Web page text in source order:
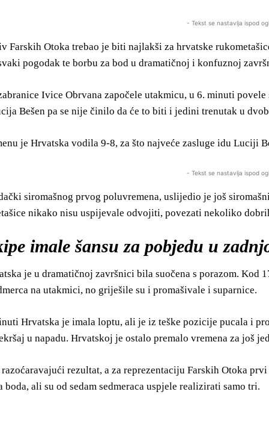
- Tekst se nastavlja ispod
Farskih Otoka trebao je biti najlakši za hrvatske
pogodak te borbu za bod u dramatičnoj i konfuznoj
Ivice Obrvana započele utakmicu, u 6. minuti
Bešen pa se nije činilo da će to biti i jedini trenutak u
je Hrvatska vodila 9-8, za što najveće zasluge idu Luciji
- Tekst se nastavlja ispod
siromašnog prvog poluvremena, uslijedio je još
nikako nisu uspijevale odvojiti, povezati nekoliko
imale šansu za pobjedu u
je u dramatičnoj završnici bila suočena s porazom.
na utakmici, no griješile su i promašivale i suparnice.
Hrvatska je imala loptu, ali je iz teške pozicije pucala i
u napadu. Hrvatskoj je ostalo premalo vremena za još
rezultat, a za reprezentaciju Farskih Otoka
ali su od sedam sedmeraca uspjele realizirati samo tri.